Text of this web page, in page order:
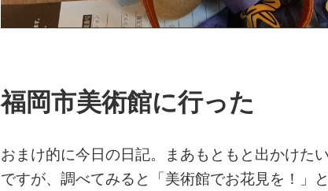
福岡市美術館に行った
おまけ的に今日の日記。まあもともと出かけた
ですが、調べてみると「美術館でお花見を！」